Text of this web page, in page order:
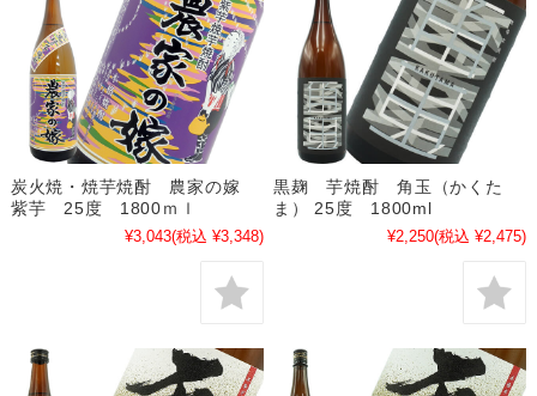
炭火焼・焼芋焼酎 農家の嫁
紫芋 25度 1800ｍｌ
¥3,043(税込 ¥3,348)
黒麹 芋焼酎 角玉（かくた
ま） 25度 1800ml
¥2,250(税込 ¥2,475)